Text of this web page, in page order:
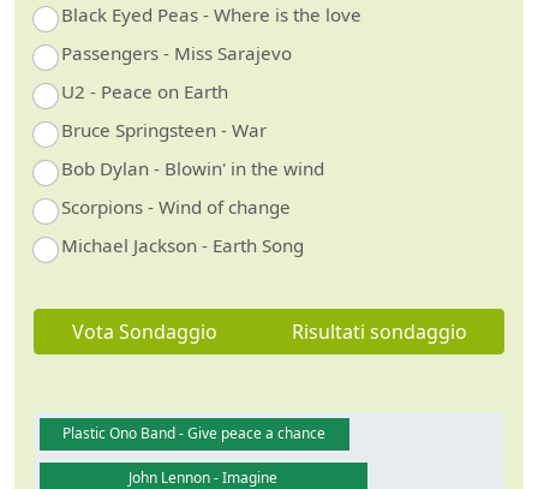
Black Eyed Peas - Where is the love
Passengers - Miss Sarajevo
U2 - Peace on Earth
Bruce Springsteen - War
Bob Dylan - Blowin' in the wind
Scorpions - Wind of change
Michael Jackson - Earth Song
Vota Sondaggio Risultati sondaggio
Plastic Ono Band - Give peace a chance
John Lennon - Imagine